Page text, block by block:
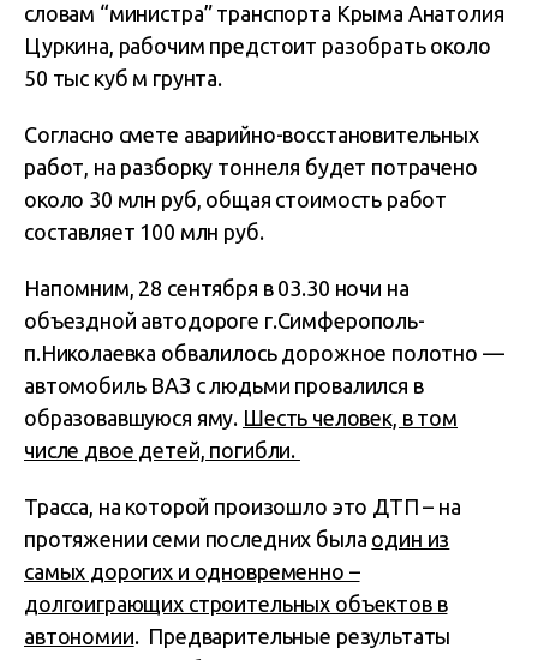
словам “министра” транспорта Крыма Анатолия
Цуркина, рабочим предстоит разобрать около
50 тыс куб м грунта.
Согласно смете аварийно-восстановительных
работ, на разборку тоннеля будет потрачено
около 30 млн руб, общая стоимость работ
составляет 100 млн руб.
Напомним, 28 сентября в 03.30 ночи на
объездной автодороге г.Симферополь-
п.Николаевка обвалилось дорожное полотно —
автомобиль ВАЗ с людьми провалился в
образовавшуюся яму. Шесть человек, в том
числе двое детей, погибли.
Трасса, на которой произошло это ДТП – на
протяжении семи последних была один из
самых дорогих и одновременно –
долгоиграющих строительных объектов в
автономии. Предварительные результаты